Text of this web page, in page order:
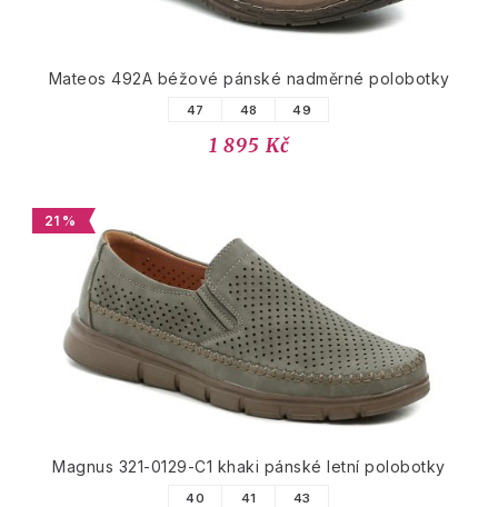
Mateos 492A béžové pánské nadměrné polobotky
47 48 49
1 895 Kč
21 %
Magnus 321-0129-C1 khaki pánské letní polobotky
40 41 43